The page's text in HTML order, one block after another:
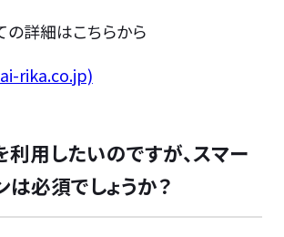
詳細はこちらから
rika.co.jp)
用したいのですが、スマー
は必須でしょうか？